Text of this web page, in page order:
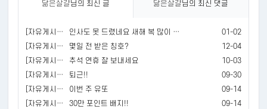
닮은살걀님의 최신 글 닮은살걀님의 최신 댓글
[자유게시판] 인사도 못 드렸네요 새해 복 많이 받으세요
01-02
[자유게시판]
몇일 전 받은 칭호?
12-04
[자유게시판]
추석 연휴 잘 보내세요
10-03
[자유게시판]
퇴근!!
09-30
[자유게시판]
이번 주 유또
09-14
[자유게시판]
30만 포인트 배지!! 09-14